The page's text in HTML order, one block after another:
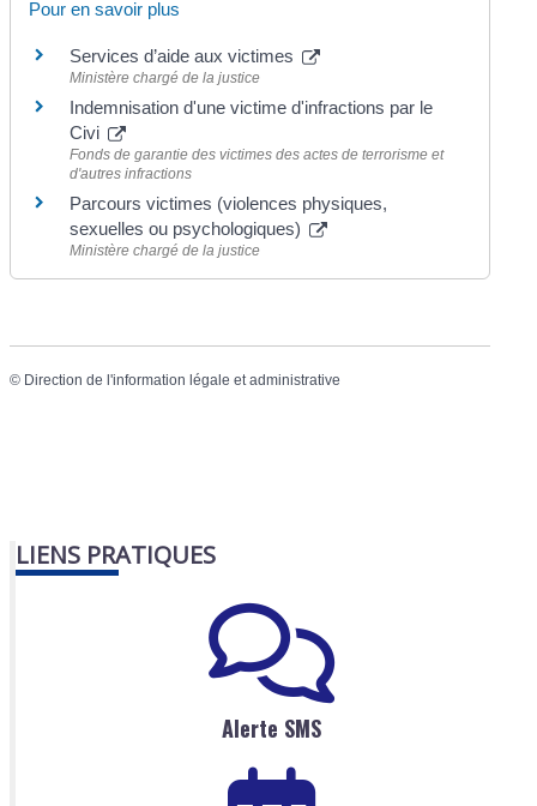
Pour en savoir plus
Services d’aide aux victimes
Ministère chargé de la justice
Indemnisation d'une victime d'infractions par le
Civi
Fonds de garantie des victimes des actes de terrorisme et
d'autres infractions
Parcours victimes (violences physiques,
sexuelles ou psychologiques)
Ministère chargé de la justice
© Direction de l'information légale et administrative
LIENS PRATIQUES
Alerte SMS